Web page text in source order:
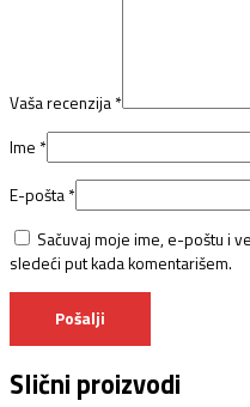
Vaša recenzija *
Ime *
E-pošta *
Sačuvaj moje ime, e-poštu i
sledeći put kada komentarišem.
Slični proizvodi